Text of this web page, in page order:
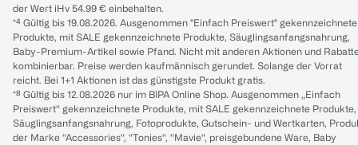
der Wert iHv 54.99 € einbehalten.
*⁴ Gültig bis 19.08.2026. Ausgenommen "Einfach Preiswert" gekennzeichnete
Produkte, mit SALE gekennzeichnete Produkte, Säuglingsanfangsnahrung,
Baby-Premium-Artikel sowie Pfand. Nicht mit anderen Aktionen und
kombinierbar. Preise werden kaufmännisch gerundet. Solange der Vorrat
reicht. Bei 1+1 Aktionen ist das günstigste Produkt gratis.
*⁸ Gültig bis 12.08.2026 nur im BIPA Online Shop. Ausgenommen „Einfach
Preiswert“ gekennzeichnete Produkte, mit SALE gekennzeichnete Produkte,
Säuglingsanfangsnahrung, Fotoprodukte, Gutschein- und Wertkarten,
der Marke “Accessories“, “Tonies“, “Mavie“, preisgebundene Ware, Baby